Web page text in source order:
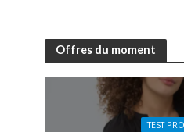
Offres du moment
TEST